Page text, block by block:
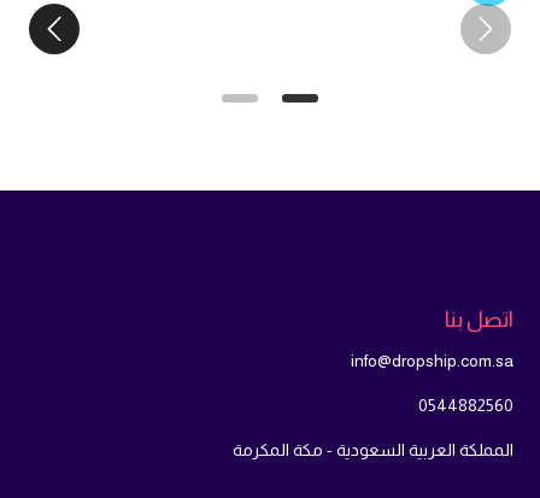
اتصل بنا
info@dropship.com.sa
0544882560
المملكة العربية السعودية - مكة المكرمة